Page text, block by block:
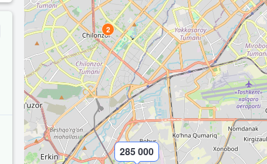
285 000
2